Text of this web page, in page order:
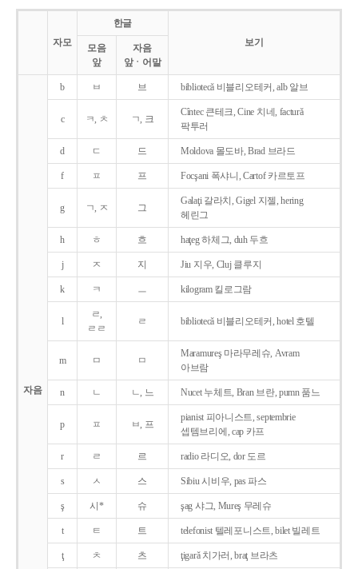
자모
한글
보기
모음
앞
자음
앞ㆍ어말
자음
b ㅂ 브 bibliotecǎ 비블리오테커, alb 알브
c ㅋ, ㅊ ㄱ, 크
Cîntec 큰테크, Cine 치네, facturǎ
팍투러
d ㄷ 드 Moldova 몰도바, Brad 브라드
f ㅍ 프 Focşani 폭샤니, Cartof 카르토프
g ㄱ, ㅈ 그
Galaţi 갈라치, Gigel 지젤, hering
헤린그
h ㅎ 흐 haţeg 하체그, duh 두흐
j ㅈ 지 Jiu 지우, Cluj 클루지
k ㅋ ㅡ kilogram 킬로그람
l
ㄹ,
ㄹㄹ
ㄹ bibliotecǎ 비블리오테커, hotel 호텔
m ㅁ ㅁ
Maramureş 마라무레슈, Avram
아브람
n ㄴ ㄴ, 느 Nucet 누체트, Bran 브란, pumn 품느
p ㅍ ㅂ, 프
pianist 피아니스트, septembrie
셉템브리에, cap 카프
r ㄹ 르 radio 라디오, dor 도르
s ㅅ 스 Sibiu 시비우, pas 파스
ş 시* 슈 şag 샤그, Mureş 무레슈
t ㅌ 트 telefonist 텔레포니스트, bilet 빌레트
ţ ㅊ 츠 ţigarǎ 치가러, braţ 브라츠